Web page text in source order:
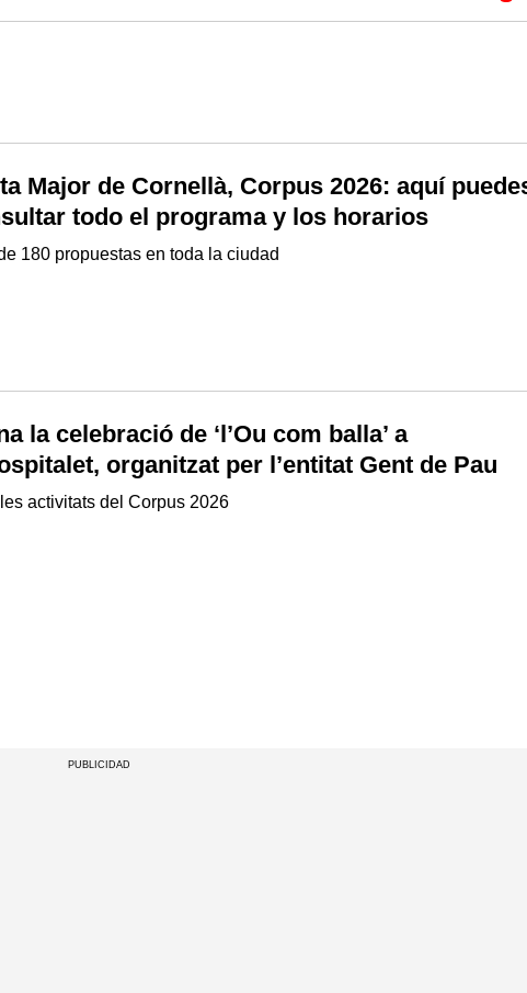
Major de Cornellà, Corpus 2026: aquí
todo el programa y los horarios
180 propuestas en toda la ciudad
la celebració de ‘l’Ou com balla’ a
organitzat per l’entitat Gent de Pau
activitats del Corpus 2026
PUBLICIDAD